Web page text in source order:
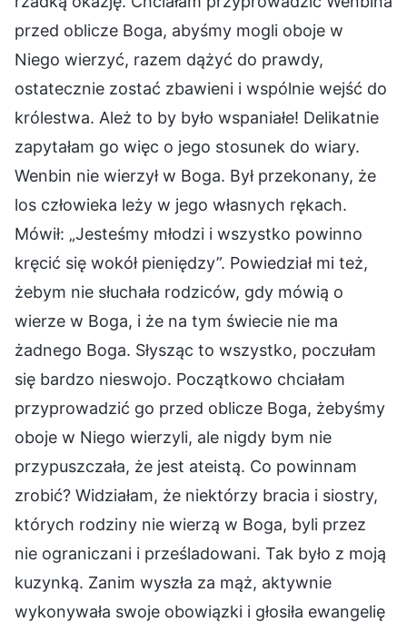
przed oblicze Boga, abyśmy mogli oboje w
Niego wierzyć, razem dążyć do prawdy,
ostatecznie zostać zbawieni i wspólnie wejść do
królestwa. Ależ to by było wspaniałe! Delikatnie
zapytałam go więc o jego stosunek do wiary.
Wenbin nie wierzył w Boga. Był przekonany, że
los człowieka leży w jego własnych rękach.
Mówił: „Jesteśmy młodzi i wszystko powinno
kręcić się wokół pieniędzy”. Powiedział mi też,
żebym nie słuchała rodziców, gdy mówią o
wierze w Boga, i że na tym świecie nie ma
żadnego Boga. Słysząc to wszystko, poczułam
się bardzo nieswojo. Początkowo chciałam
przyprowadzić go przed oblicze Boga, żebyśmy
oboje w Niego wierzyli, ale nigdy bym nie
przypuszczała, że jest ateistą. Co powinnam
zrobić? Widziałam, że niektórzy bracia i siostry,
których rodziny nie wierzą w Boga, byli przez
nie ograniczani i prześladowani. Tak było z moją
kuzynką. Zanim wyszła za mąż, aktywnie
wykonywała swoje obowiązki i głosiła ewangelię